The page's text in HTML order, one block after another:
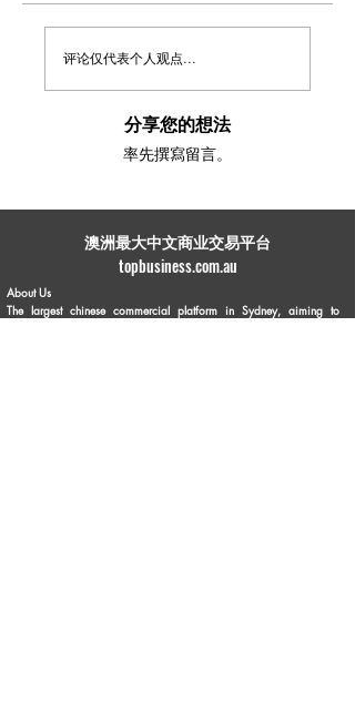
评论仅代表个人观点...
分享您的想法
率先撰寫留言。
​澳洲最大中文商业交易平台
topbusiness.com.au
About Us
The largest chinese commercial platform in Sydney, aiming to